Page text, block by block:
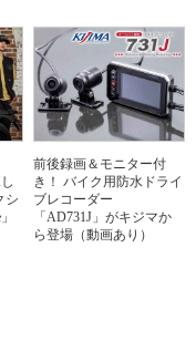
シ
前後録画＆モニター付
き！ バイク用防水ドライ
ブレコーダー
「AD731J」がキジマか
ら登場（動画あり）